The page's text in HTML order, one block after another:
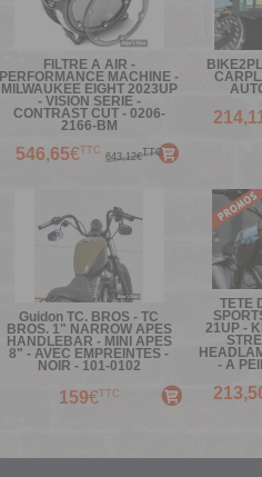
FILTRE A AIR -
PERFORMANCE MACHINE -
MILWAUKEE EIGHT 2023UP
- VISION SERIE -
CONTRAST CUT - 0206-
2166-BM
546,65€TTC
643,12€TTC
Guidon TC. BROS - TC
BROS. 1" NARROW APES
HANDLEBAR - MINI APES
8" - AVEC EMPREINTES -
NOIR - 101-0102
159€TTC
TETE
21UP -
- A